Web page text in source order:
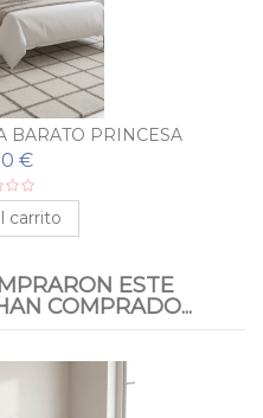
BARATO PRINCESA
€
carrito
ESTE
COMPRADO...